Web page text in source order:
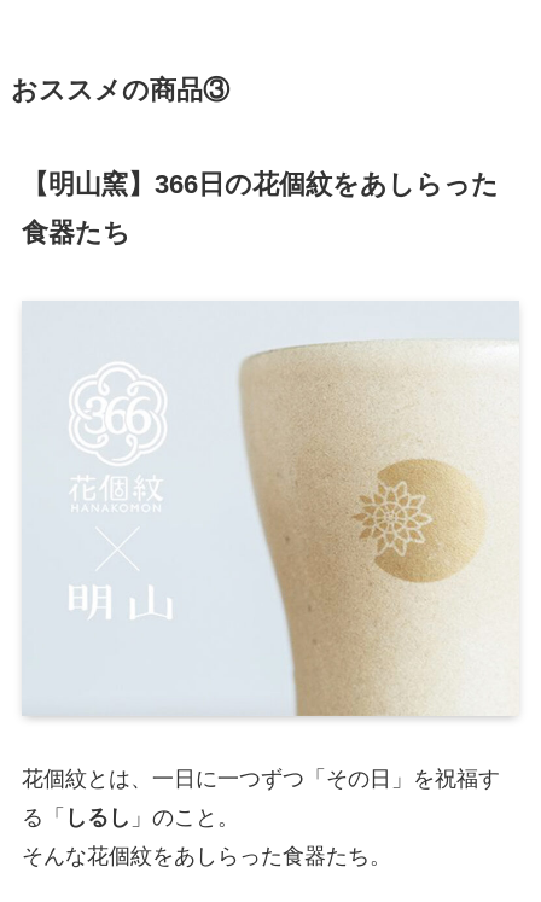
おススメの商品③
【明山窯】366日の花個紋をあしらった
食器たち
花個紋とは、一日に一つずつ「その日」を祝福す
る「 しるし 」のこと。
そんな花個紋をあしらった食器たち。